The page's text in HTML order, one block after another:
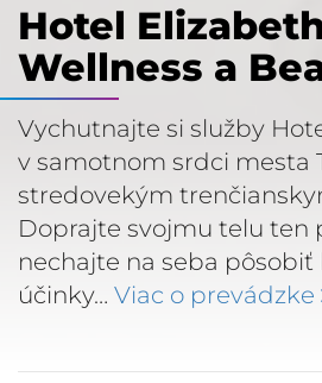
Hotel
Wellness a
Vychutnajte si služby
v samotnom srdci mesta
stredovekým
Doprajte svojmu telu ten
nechajte na seba
účinky… Viac o prevádzke